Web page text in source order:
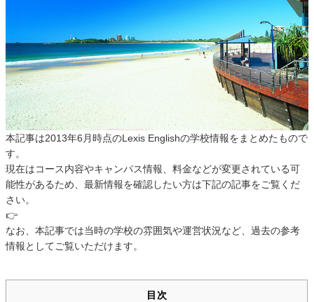
本記事は2013年6月時点のLexis Englishの学校情報をまとめたもので
す。
現在はコース内容やキャンパス情報、料金などが変更されている可
能性があるため、最新情報を確認したい方は下記の記事をご覧くだ
さい。
👉
なお、本記事では当時の学校の雰囲気や運営状況など、過去の参考
情報としてご覧いただけます。
目次